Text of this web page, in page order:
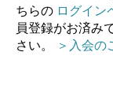
ちらの ログイン
員登録がお済み
さい。
＞入会の